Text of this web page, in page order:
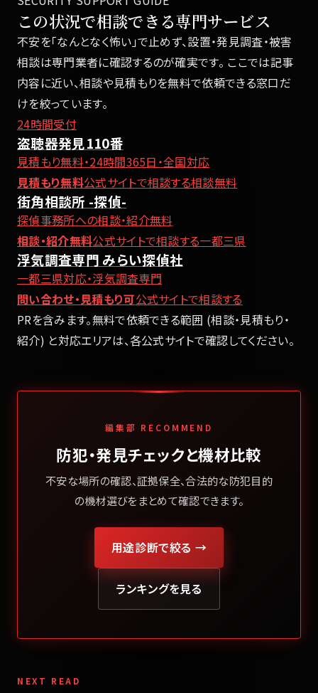
この状況で相談できる専門サービス
不安を「なんとなく怖い」で止めず、設置・発見調査・被害
相談は専門業者に確認するのが確実です。 ここでは記事
内容に近い、相談や見積もりを無料で依頼できる窓口だ
けを絞っています。
24時間受付
盗聴器発見110番
見積もり無料・24時間365日・全国対応
見積もり無料公式サイトで相談する相談無料
街角相談所 -探偵-
探偵事務所への相談・紹介無料
相談・紹介無料公式サイトで相談する一都三県
浮気調査専門 みらい探偵社
一都三県対応・浮気調査専門
問い合わせ・見積もり可公式サイトで相談する
PRを含みます。無料で依頼できる範囲 (相談・見積もり・
紹介) と対応エリアは、各公式サイトで確認してください。
編集部 RECOMMEND
防犯・発見チェックと機材比較
不安な場所の確認、証拠保全、合法的な防犯目的
の機材選びをまとめて確認できます。
用途診断で絞る →
ランキングを見る
NEXT READ